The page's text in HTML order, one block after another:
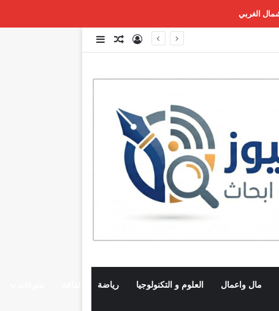
تسجيل الدخول
مقال عشوائي
إضافة عمود جانبي
مال واعمال العلوم و التكنولوجيا رياضة